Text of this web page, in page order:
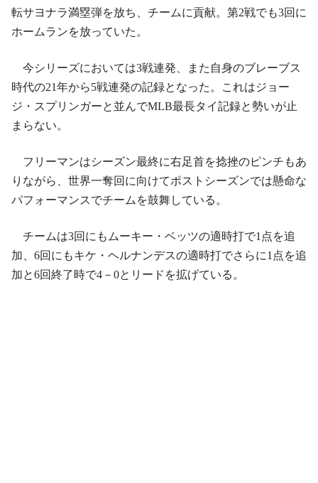
転サヨナラ満塁弾を放ち、チームに貢献。第2戦でも3回に
ホームランを放っていた。
今シリーズにおいては3戦連発、また自身のブレーブス
時代の21年から5戦連発の記録となった。これはジョー
ジ・スプリンガーと並んでMLB最長タイ記録と勢いが止
まらない。
フリーマンはシーズン最終に右足首を捻挫のピンチもあ
りながら、世界一奪回に向けてポストシーズンでは懸命な
パフォーマンスでチームを鼓舞している。
チームは3回にもムーキー・ベッツの適時打で1点を追
加、6回にもキケ・ヘルナンデスの適時打でさらに1点を追
加と6回終了時で4－0とリードを拡げている。